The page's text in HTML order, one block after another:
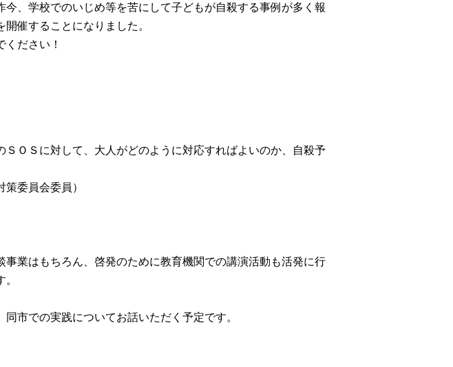
、学校でのいじめ等を苦にして子どもが自殺する事例が多く報
催することになりました。
ださい！
ＯＳに対して、大人がどのように対応すればよいのか、自殺予
委員会委員）
業はもちろん、啓発のために教育機関での講演活動も活発に行
市での実践についてお話いただく予定です。